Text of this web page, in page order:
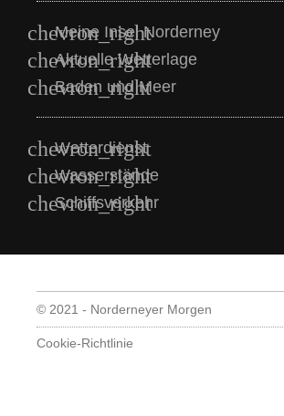
Meine Insel Norderney
Aktuelle Wetterlage
Baden und Meer
Wetterdienst
Wasserstände
Schiffsverkehr
© 2021 - Norderneyer Morgen
Cookie-Richtlinie